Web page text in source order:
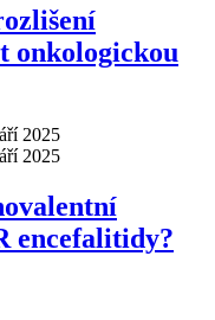
onkologickou
2025
2025
encefalitidy?